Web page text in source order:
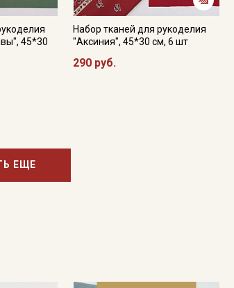
45*30
Набор тканей для рукоделия
"Аксиния", 45*30 см, 6 шт
290 руб.
ЕЩЕ